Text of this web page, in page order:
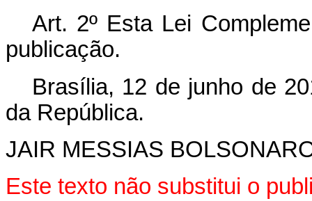
Art. 2º Esta Lei
publicação.
Brasília, 12 de junho de
da República.
JAIR MESSIAS
Este texto não substitui o